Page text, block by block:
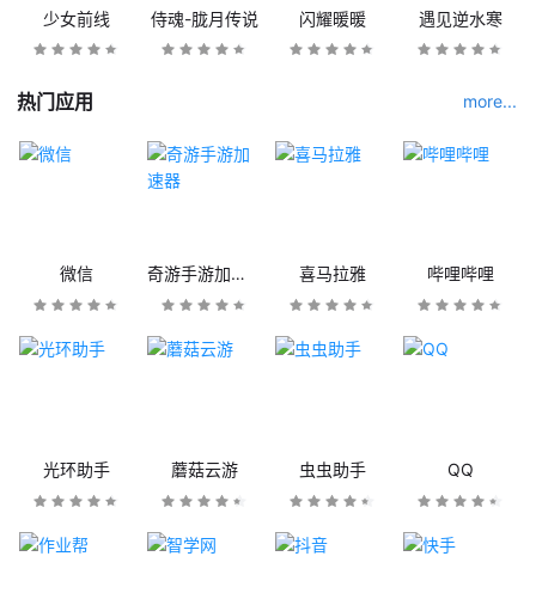
少女前线 侍魂-胧月传说 闪耀暖暖 遇见逆水寒
热门应用 more...
微信 奇游手游加速器 喜马拉雅 哔哩哔哩
光环助手 蘑菇云游 虫虫助手 QQ